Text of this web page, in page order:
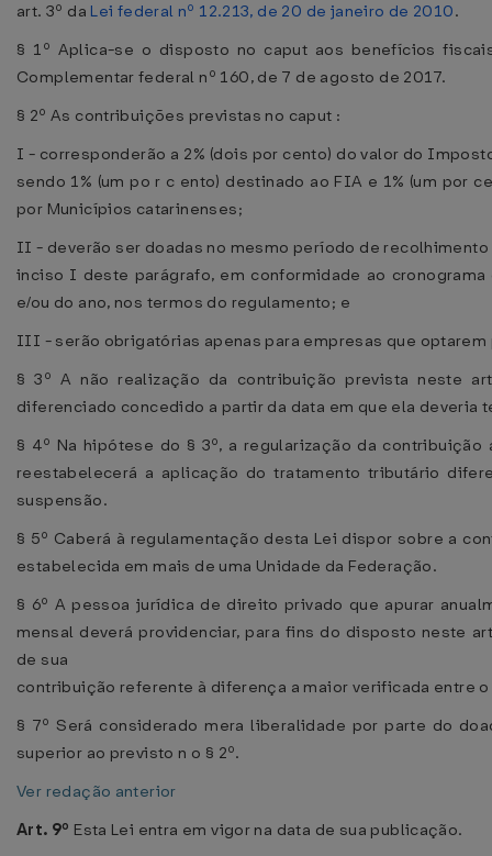
art. 3º da Lei federal nº 12.213, de 20 de janeiro de 2010.
§ 1º Aplica-se o disposto no caput aos benefícios
Complementar federal nº 160, de 7 de agosto de 2017.
§ 2º As contribuições previstas no caput :
I - corresponderão a 2% (dois por cento) do valor do
sendo 1% (um po r c ento) destinado ao FIA e 1% (um por
por Municípios catarinenses;
II - deverão ser doadas no mesmo período de
inciso I deste parágrafo, em conformidade ao
e/ou do ano, nos termos do regulamento; e
III - serão obrigatórias apenas para empresas que
§ 3º A não realização da contribuição prevista neste
diferenciado concedido a partir da data em que ela deveria
§ 4º Na hipótese do § 3º, a regularização da
reestabelecerá a aplicação do tratamento tributário
suspensão.
§ 5º Caberá à regulamentação desta Lei dispor sobre a
estabelecida em mais de uma Unidade da Federação.
§ 6º A pessoa jurídica de direito privado que apurar
mensal deverá providenciar, para fins do disposto neste
de sua
contribuição referente à diferença a maior verificada entre
§ 7º Será considerado mera liberalidade por parte do
superior ao previsto n o § 2º.
Ver redação anterior
Art. 9º Esta Lei entra em vigor na data de sua publicação.